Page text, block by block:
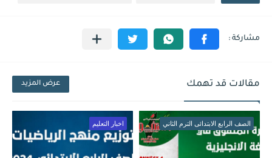
مقالات قد تهمك عرض المزيد
الصف الرابع الابتدائى الترم الثاني اخبار التعليم